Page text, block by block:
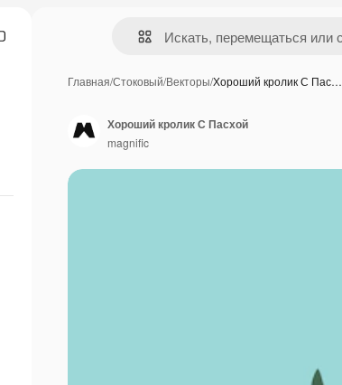
Главная/Стоковый/Векторы/Хороший кролик С Пас…
Хороший кролик С Пасхой
magnific